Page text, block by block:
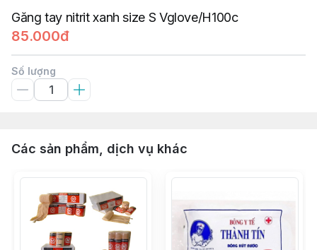
Găng tay nitrit xanh size S Vglove/H100c
85.000đ
Số lượng
Các sản phẩm, dịch vụ khác